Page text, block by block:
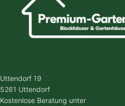
Uttendorf 19
5261 Uttendorf
Kostenlose Beratung unter